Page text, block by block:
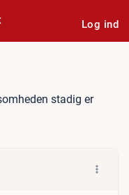
Log ind
stadig er